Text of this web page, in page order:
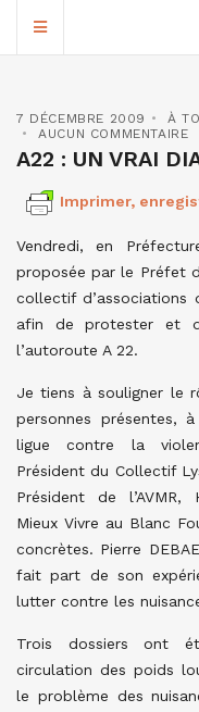
7 DÉCEMBRE 2009 À
AUCUN COMMENTAIRE
A22 : UN VRAI
Imprimer,
Vendredi, en
proposée par le Préfet
collectif d’associations
afin de protester et
l’autoroute A 22.
Je tiens à souligner le
personnes présentes,
ligue contre la
Président du Collectif
Président de l’AVMR,
Mieux Vivre au Blanc
concrètes. Pierre
fait part de son
lutter contre les
Trois dossiers ont
circulation des poids
le problème des